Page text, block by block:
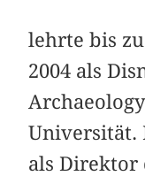
lehrte bis
2004 als
Universität.
als Direktor